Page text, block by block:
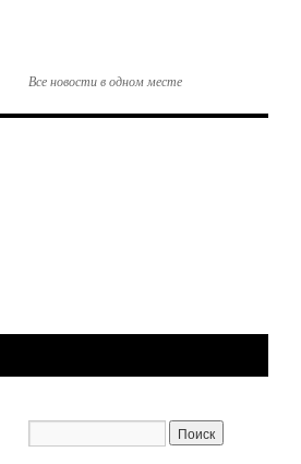
Все новости в одном месте